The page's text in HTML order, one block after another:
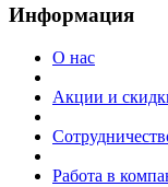
Информация
О нас
Акции и
Работа в